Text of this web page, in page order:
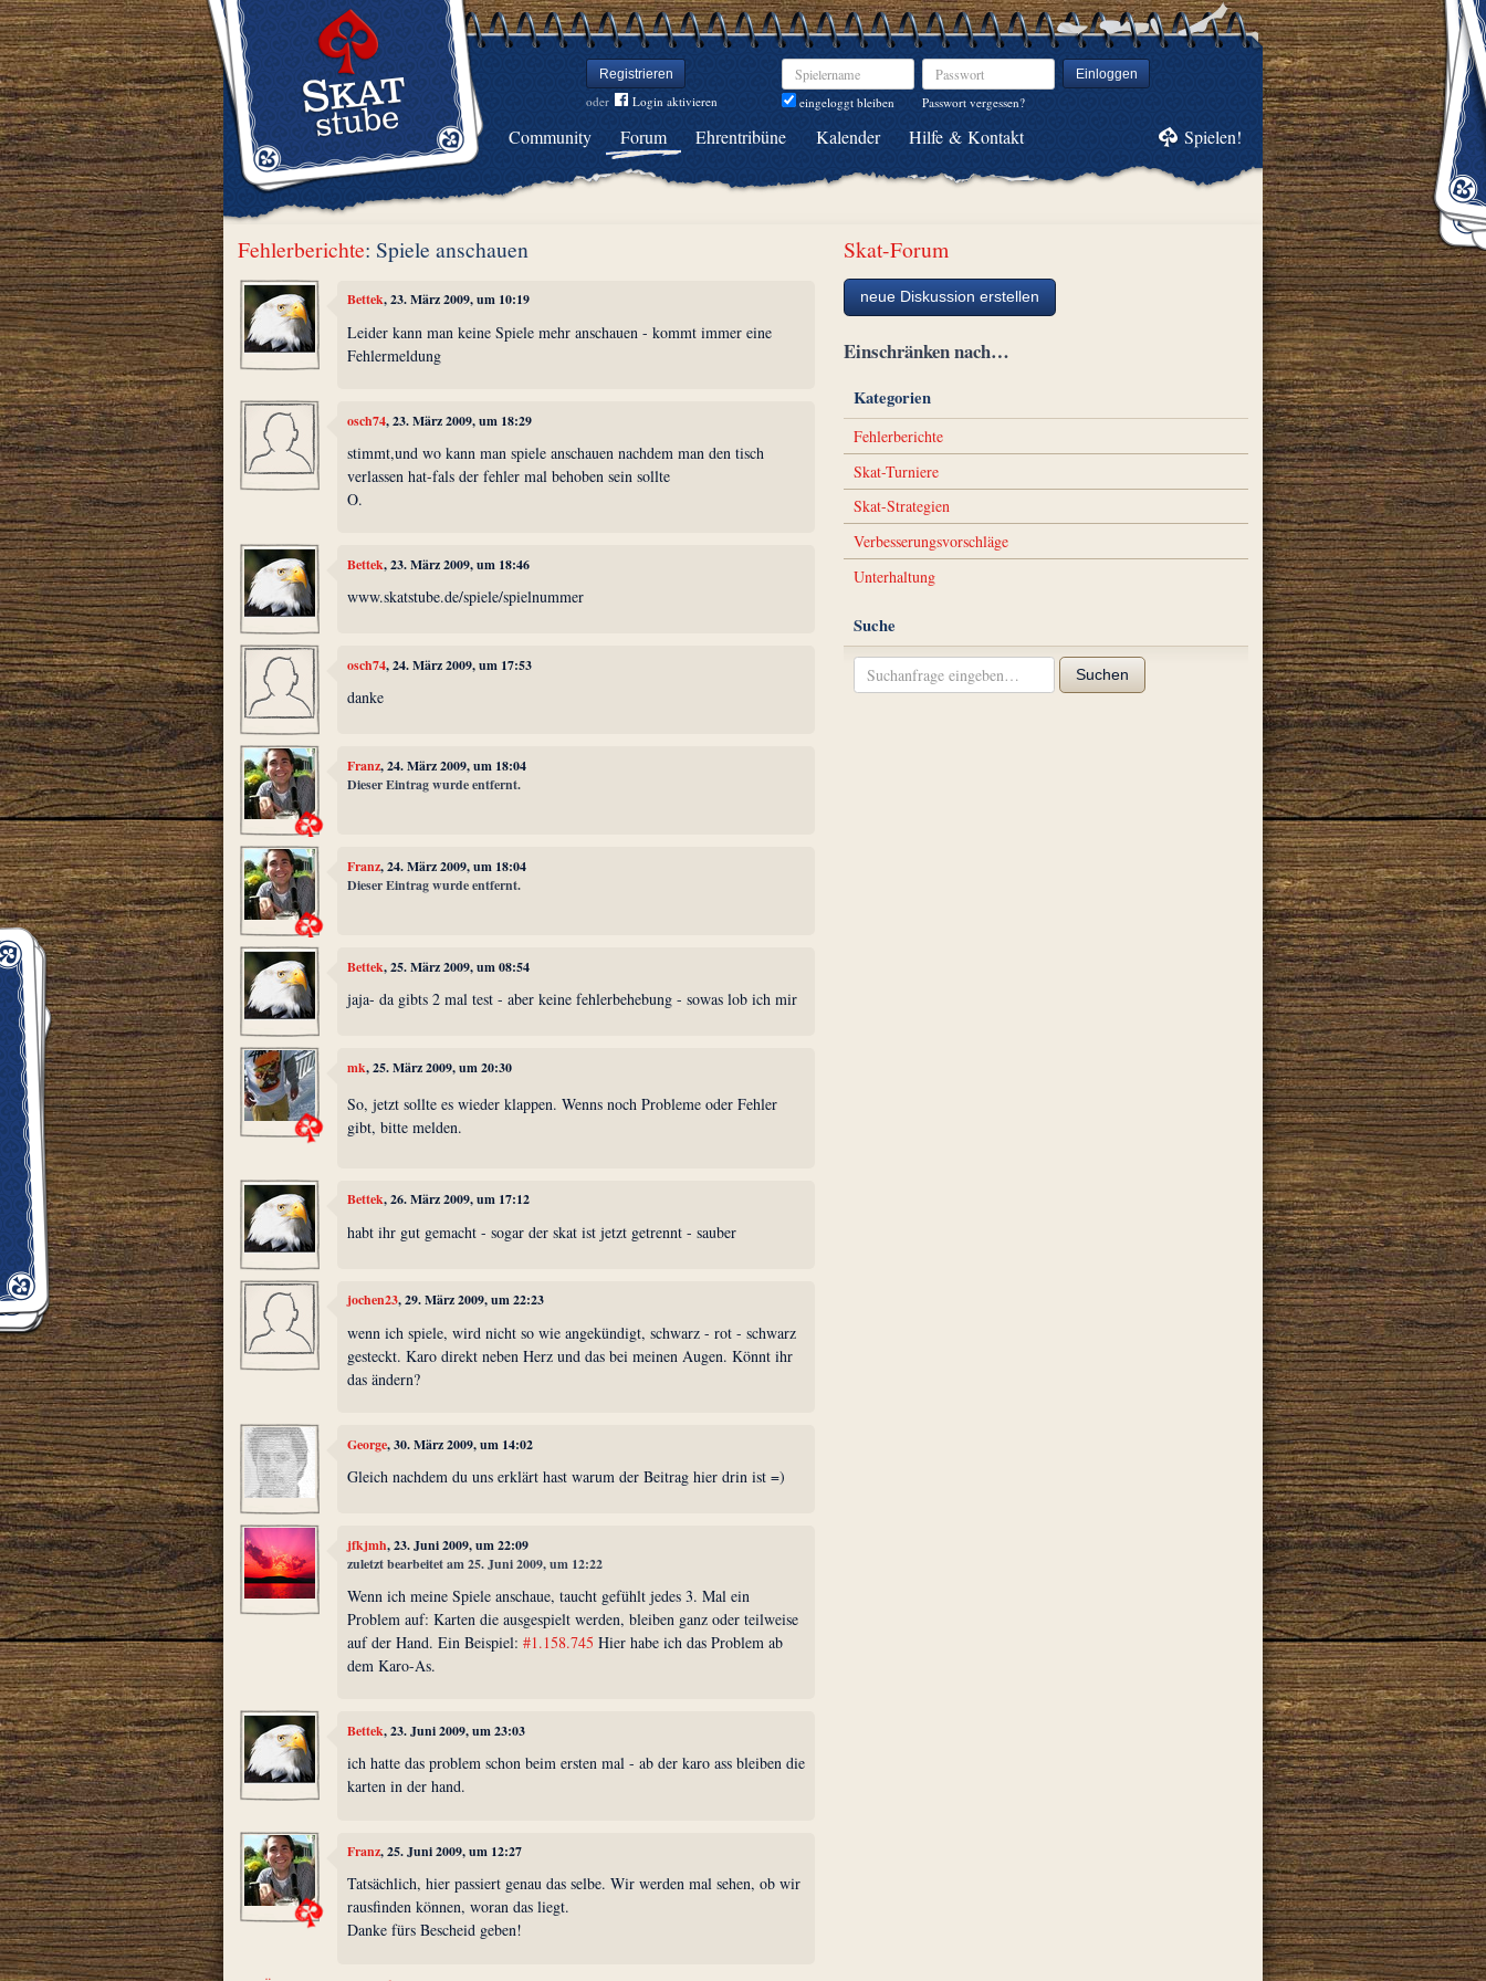
Registrieren
oder Login aktivieren
Spielername
eingeloggt bleiben
Passwort Einloggen
Passwort vergessen?
Community Forum Ehrentribüne Kalender Hilfe & Kontakt Spielen!
Fehlerberichte: Spiele anschauen
Bettek, 23. März 2009, um 10:19
Leider kann man keine Spiele mehr anschauen - kommt immer eine
Fehlermeldung
osch74, 23. März 2009, um 18:29
stimmt,und wo kann man spiele anschauen nachdem man den tisch
verlassen hat-fals der fehler mal behoben sein sollte
O.
Bettek, 23. März 2009, um 18:46
www.skatstube.de/spiele/spielnummer
osch74, 24. März 2009, um 17:53
danke
Franz, 24. März 2009, um 18:04
Dieser Eintrag wurde entfernt.
Franz, 24. März 2009, um 18:04
Dieser Eintrag wurde entfernt.
Bettek, 25. März 2009, um 08:54
jaja- da gibts 2 mal test - aber keine fehlerbehebung - sowas lob ich mir
mk, 25. März 2009, um 20:30
So, jetzt sollte es wieder klappen. Wenns noch Probleme oder Fehler
gibt, bitte melden.
Bettek, 26. März 2009, um 17:12
habt ihr gut gemacht - sogar der skat ist jetzt getrennt - sauber
jochen23, 29. März 2009, um 22:23
wenn ich spiele, wird nicht so wie angekündigt, schwarz - rot - schwarz
gesteckt. Karo direkt neben Herz und das bei meinen Augen. Könnt ihr
das ändern?
George, 30. März 2009, um 14:02
Gleich nachdem du uns erklärt hast warum der Beitrag hier drin ist =)
jfkjmh, 23. Juni 2009, um 22:09
zuletzt bearbeitet am 25. Juni 2009, um 12:22
Wenn ich meine Spiele anschaue, taucht gefühlt jedes 3. Mal ein
Problem auf: Karten die ausgespielt werden, bleiben ganz oder teilweise
auf der Hand. Ein Beispiel:#1.158.745 Hier habe ich das Problem ab
dem Karo-As.
Bettek, 23. Juni 2009, um 23:03
ich hatte das problem schon beim ersten mal - ab der karo ass bleiben die
karten in der hand.
Franz, 25. Juni 2009, um 12:27
Tatsächlich, hier passiert genau das selbe. Wir werden mal sehen, ob wir
rausfinden können, woran das liegt.
Danke fürs Bescheid geben!
Skat-Forum
neue Diskussion erstellen
Einschränken nach…
Kategorien
Fehlerberichte
Skat-Turniere
Skat-Strategien
Verbesserungsvorschläge
Unterhaltung
Suche
Suchen